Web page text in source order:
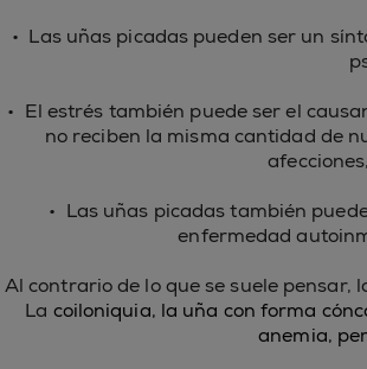
• Las uñas picadas pueden ser un
• El estrés también puede ser el
no reciben la misma cantidad de
• Las uñas picadas también
enfermedad
Al contrario de lo que se suele pensar,
La coiloniquia, la uña con forma
anemia,